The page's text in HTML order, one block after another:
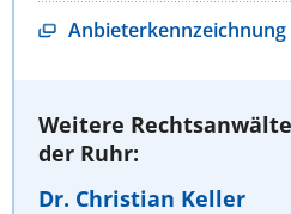
Anbieterkennzeichnung
Weitere
der Ruhr:
Dr. Christian Keller